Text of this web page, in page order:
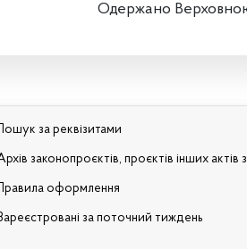
Одержано
за реквізитами
законопроєктів, проєктів інших актів
оформлення
за поточний тиждень